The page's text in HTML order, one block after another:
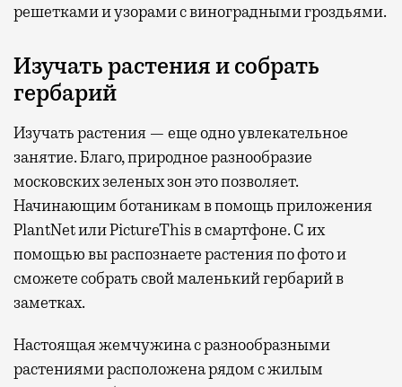
решетками и узорами с виноградными гроздьями.
Изучать растения и собрать
гербарий
Изучать растения — еще одно увлекательное
занятие. Благо, природное разнообразие
московских зеленых зон это позволяет.
Начинающим ботаникам в помощь приложения
PlantNet или PictureThis в смартфоне. С их
помощью вы распознаете растения по фото и
сможете собрать свой маленький гербарий в
заметках.
Настоящая жемчужина с разнообразными
растениями расположена рядом с жилым